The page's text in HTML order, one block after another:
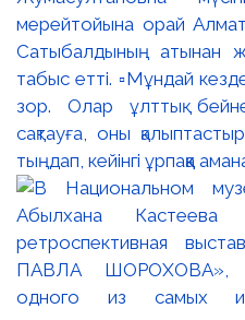
мерейтойына орай
Сатыбалдының атынан
табыс етті. ▫️Мұндай
зор. Олар ұлттық
сақтауға, оны
тыңдап, кейінгі ұрпаққа